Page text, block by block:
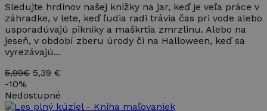
Sledujte hrdinov našej knižky na jar, keď je veľa práce v
záhradke, v lete, keď ľudia radi trávia čas pri vode alebo
usporadúvajú pikniky a maškrtia zmrzlinu. Alebo na
jeseň, v období zberu úrody či na Halloween, keď sa
vyrezávajú...
5,99€ 5,39 €
-10%
Nedostupné